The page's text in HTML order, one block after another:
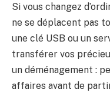
Si vous changez
ne se déplacent pas
une clé USB ou un
transférer vos
un déménagement :
affaires avant de